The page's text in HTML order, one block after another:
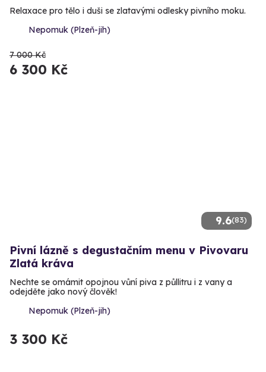
Relaxace pro tělo i duši se zlatavými odlesky pivního moku.
Nepomuk (Plzeň-jih)
7 000 Kč
6 300 Kč
9.6(83)
Pivní lázně s degustačním menu v Pivovaru
Zlatá kráva
Nechte se omámit opojnou vůní piva z půllitru i z vany a
odejděte jako nový člověk!
Nepomuk (Plzeň-jih)
3 300 Kč